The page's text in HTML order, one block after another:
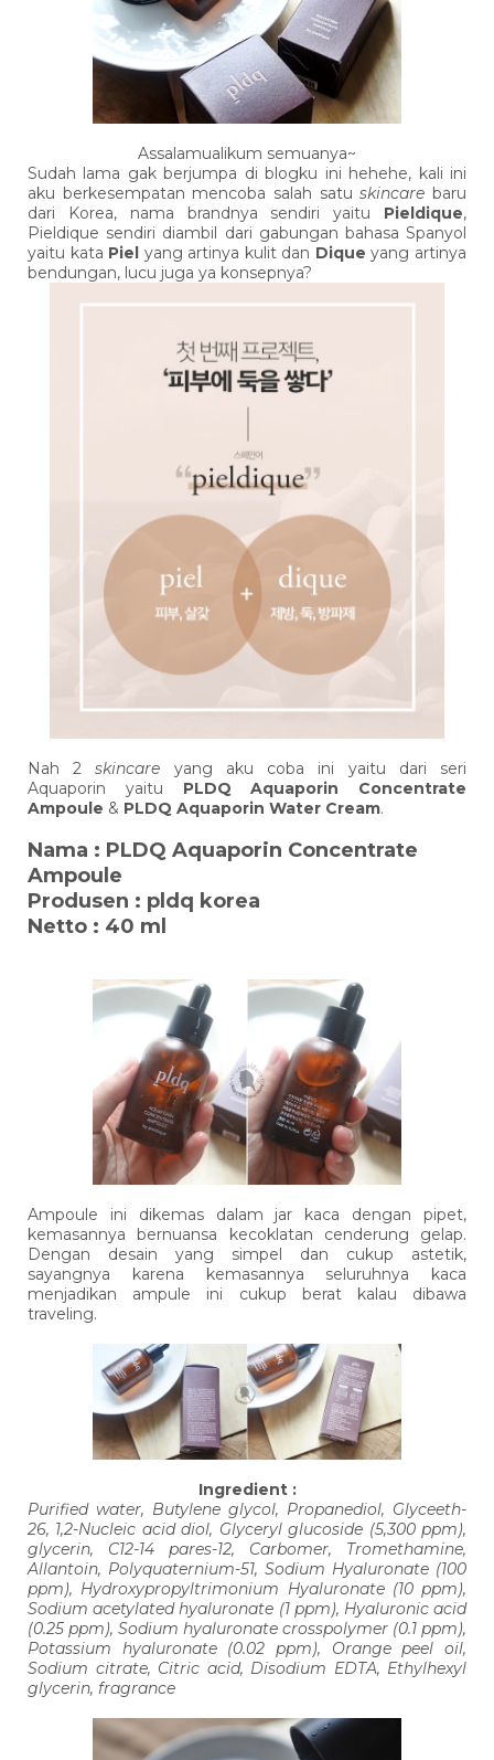
Assalamualikum semuanya~
Sudah lama gak berjumpa di blogku ini hehehe, kali ini
aku berkesempatan mencoba salah satuskincare baru
dari Korea, nama brandnya sendiri yaitu Pieldique,
Pieldique sendiri diambil dari gabungan bahasa Spanyol
yaitu kata Piel yang artinya kulit dan Dique yang artinya
bendungan, lucu juga ya konsepnya?
Nah 2skincare yang aku coba ini yaitu dari seri
Aquaporin yaitu PLDQ Aquaporin Concentrate
Ampoule & PLDQ Aquaporin Water Cream.
Nama : PLDQ Aquaporin Concentrate
Ampoule
Produsen : pldq korea
Netto : 40 ml
Ampoule ini dikemas dalam jar kaca dengan pipet,
kemasannya bernuansa kecoklatan cenderung gelap.
Dengan desain yang simpel dan cukup astetik,
sayangnya karena kemasannya seluruhnya kaca
menjadikan ampule ini cukup berat kalau dibawa
traveling.
Ingredient :
Purified water, Butylene glycol, Propanediol, Glyceeth-
26, 1,2-Nucleic acid diol, Glyceryl glucoside (5,300 ppm),
glycerin, C12-14 pares-12, Carbomer, Tromethamine,
Allantoin, Polyquaternium-51, Sodium Hyaluronate (100
ppm), Hydroxypropyltrimonium Hyaluronate (10 ppm),
Sodium acetylated hyaluronate (1 ppm), Hyaluronic acid
(0.25 ppm), Sodium hyaluronate crosspolymer (0.1 ppm),
Potassium hyaluronate (0.02 ppm), Orange peel oil,
Sodium citrate, Citric acid, Disodium EDTA, Ethylhexyl
glycerin, fragrance